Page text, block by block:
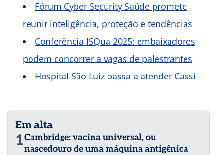
Fórum Cyber Security Saúde promete
reunir inteligência, proteção e tendências
Conferência ISQua 2025: embaixadores
podem concorrer a vagas de palestrantes
Hospital São Luiz passa a atender Cassi
Em alta
1Cambridge: vacina universal, ou
nascedouro de uma máquina antigênica